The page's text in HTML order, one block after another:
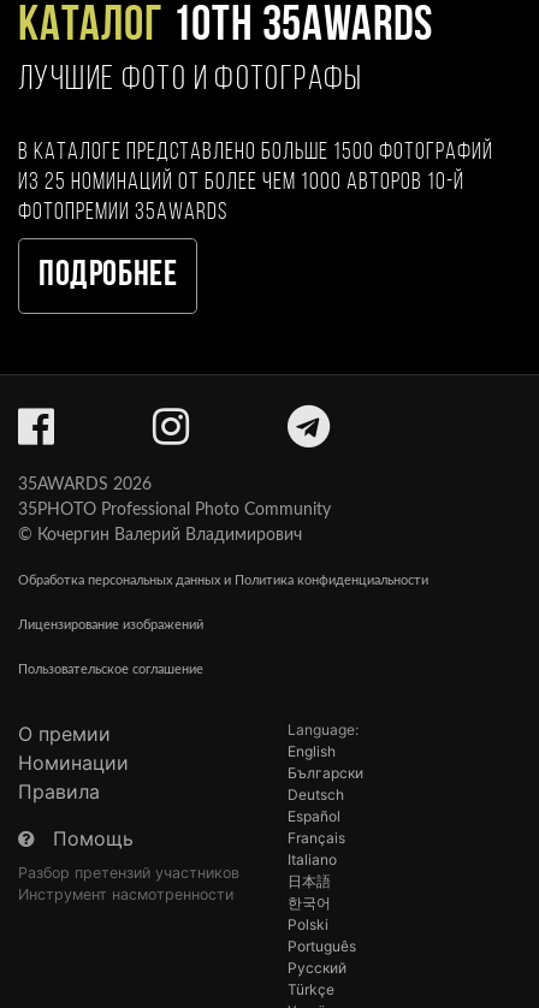
Каталог 10TH 35AWARDS
ЛУЧШИЕ ФОТО И ФОТОГРАФЫ
В каталоге представлено больше 1500 фотографий
из 25 номинаций от более чем 1000 авторов 10-й
фотопремии 35AWARDS
Подробнее
35AWARDS 2026
35PHOTO Professional Photo Community
© Кочергин Валерий Владимирович
Обработка персональных данных и Политика конфиденциальности
Лицензирование изображений
Пользовательское соглашение
О премии
Номинации
Правила
Помощь
Разбор претензий участников
Инструмент насмотренности
Language:
English
Български
Deutsch
Español
Français
Italiano
日本語
한국어
Polski
Português
Русский
Türkçe